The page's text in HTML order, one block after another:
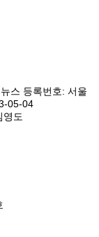
스 등록번호: 서울
05-04
영도